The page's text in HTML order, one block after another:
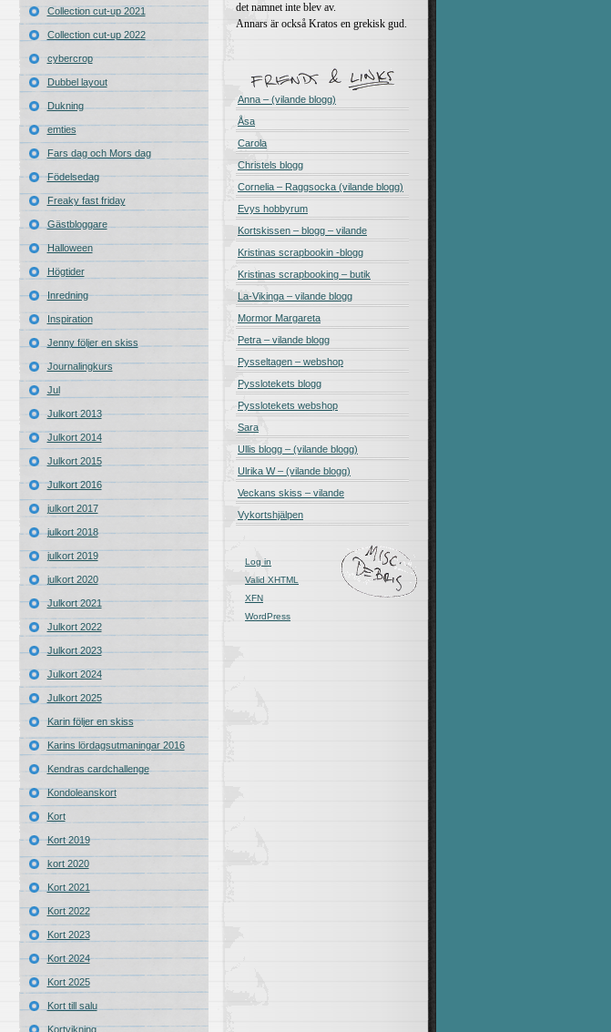
Collection cut-up 2021
Collection cut-up 2022
cybercrop
Dubbel layout
Dukning
emties
Fars dag och Mors dag
Födelsedag
Freaky fast friday
Gästbloggare
Halloween
Högtider
Inredning
Inspiration
Jenny följer en skiss
Journalingkurs
Jul
Julkort 2013
Julkort 2014
Julkort 2015
Julkort 2016
julkort 2017
julkort 2018
julkort 2019
julkort 2020
Julkort 2021
Julkort 2022
Julkort 2023
Julkort 2024
Julkort 2025
Karin följer en skiss
Karins lördagsutmaningar 2016
Kendras cardchallenge
Kondoleanskort
Kort
Kort 2019
kort 2020
Kort 2021
Kort 2022
Kort 2023
Kort 2024
Kort 2025
Kort till salu
Kortvikning
det namnet inte blev av.
Annars är också Kratos en grekisk gud.
Anna – (vilande blogg)
Åsa
Carola
Christels blogg
Cornelia – Raggsocka (vilande blogg)
Evys hobbyrum
Kortskissen – blogg – vilande
Kristinas scrapbookin -blogg
Kristinas scrapbooking – butik
La-Vikinga – vilande blogg
Mormor Margareta
Petra – vilande blogg
Pysseltagen – webshop
Pysslotekets blogg
Pysslotekets webshop
Sara
Ullis blogg – (vilande blogg)
Ulrika W – (vilande blogg)
Veckans skiss – vilande
Vykortshjälpen
Log in
Valid XHTML
XFN
WordPress